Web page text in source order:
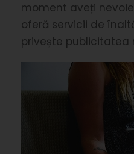
moment aveți
oferă servicii de
privește publicitatea